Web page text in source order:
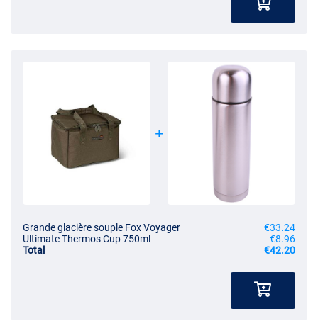
Grande glacière souple Fox Voyager
€33.24
Ultimate Thermos Cup 750ml
€8.96
Total
€42.20